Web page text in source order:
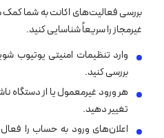
بررسی فعالیت‌های اکانت به شما
غیرمجاز را سریعاً شناسایی کنید.
بررسی کنید.
هر ورود غیرمعمول یا از دستگاه
تغییر دهید.
اعلان‌های ورود به حساب را